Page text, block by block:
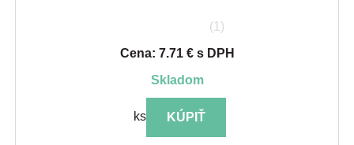
(1)
Cena: 7.71 € s DPH
skladom
ks KÚPIŤ